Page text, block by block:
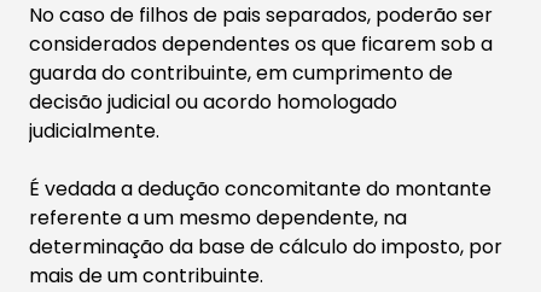
No caso de filhos de pais separados, poderão ser
considerados dependentes os que ficarem sob a
guarda do contribuinte, em cumprimento de
decisão judicial ou acordo homologado
judicialmente.
É vedada a dedução concomitante do montante
referente a um mesmo dependente, na
determinação da base de cálculo do imposto, por
mais de um contribuinte.